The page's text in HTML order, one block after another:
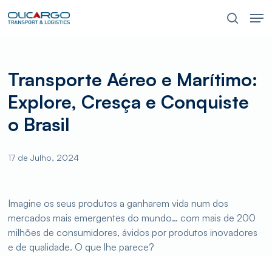
to
Transporte Aéreo e Marítimo:
Explore, Cresça e Conquiste
o Brasil
17 de Julho, 2024
Imagine os seus produtos a ganharem vida num dos
mercados mais emergentes do mundo… com mais de 200
milhões de consumidores, ávidos por produtos inovadores
e de qualidade. O que lhe parece?